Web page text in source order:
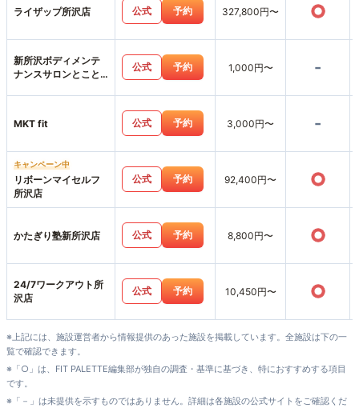
ライザップ所沢店 公式 予約 327,800円〜 ○
新所沢ボディメンテ
ナンスサロンとこと
公式 予約 1,000円〜 -
MKT fit 公式 予約 3,000円〜 -
キャンペーン中
リボーンマイセルフ
所沢店
公式 予約 92,400円〜 ○
かたぎり塾新所沢店 公式 予約 8,800円〜 ○
24/7ワークアウト所
沢店
公式 予約 10,450円〜 ○
※上記には、施設運営者から情報提供のあった施設を掲載しています。全施設は下の一
覧で確認できます。
※「○」は、FIT PALETTE編集部が独自の調査・基準に基づき、特におすすめする項目
です。
※「－」は未提供を示すものではありません。詳細は各施設の公式サイトをご確認くだ